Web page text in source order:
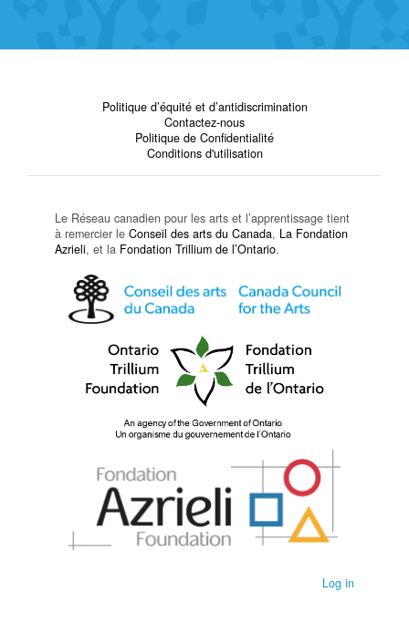
Politique d’équité et d’antidiscrimination
Contactez-nous
Politique de Confidentialité
Conditions d'utilisation
Le Réseau canadien pour les arts et l’apprentissage tient
à remercier le Conseil des arts du Canada, La Fondation
Azrieli, et la Fondation Trillium de l’Ontario.
Log in